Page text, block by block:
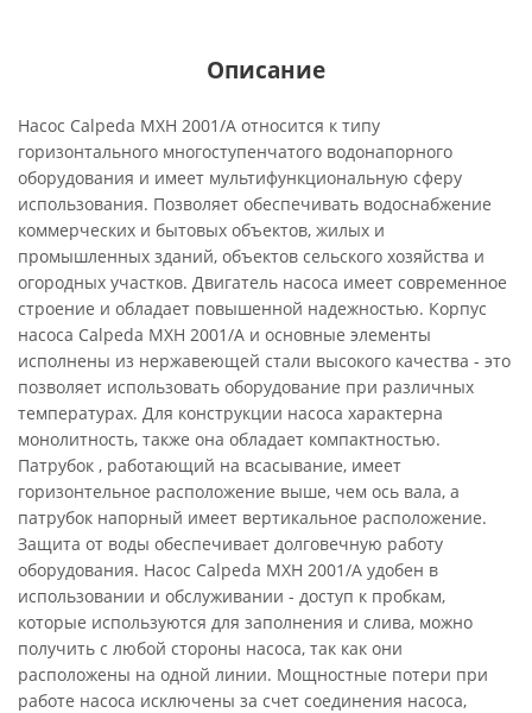
Описание
Насос Calpeda MXH 2001/A относится к типу
горизонтального многоступенчатого водонапорного
оборудования и имеет мультифункциональную сферу
использования. Позволяет обеспечивать водоснабжение
коммерческих и бытовых объектов, жилых и
промышленных зданий, объектов сельского хозяйства и
огородных участков. Двигатель насоса имеет современное
строение и обладает повышенной надежностью. Корпус
насоса Calpeda MXH 2001/A и основные элементы
исполнены из нержавеющей стали высокого качества - это
позволяет использовать оборудование при различных
температурах. Для конструкции насоса характерна
монолитность, также она обладает компактностью.
Патрубок , работающий на всасывание, имеет
горизонтельное расположение выше, чем ось вала, а
патрубок напорный имеет вертикальное расположение.
Защита от воды обеспечивает долговечную работу
оборудования. Насос Calpeda MXH 2001/A удобен в
использовании и обслуживании - доступ к пробкам,
которые используются для заполнения и слива, можно
получить с любой стороны насоса, так как они
расположены на одной линии. Мощностные потери при
работе насоса исключены за счет соединения насоса,